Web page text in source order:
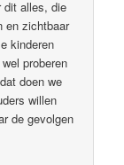
dit alles, die
en zichtbaar
kinderen
proberen
doen we
willen
de gevolgen